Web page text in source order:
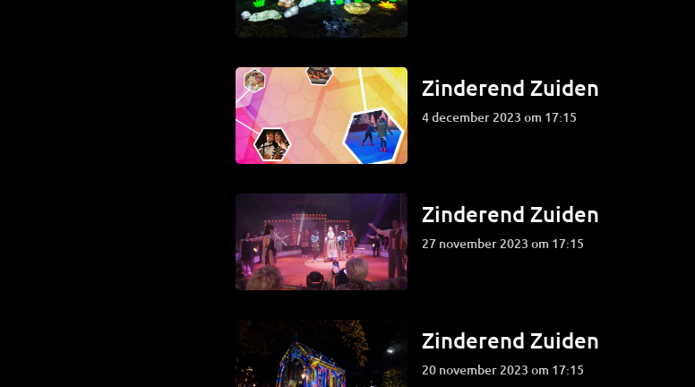
Zinderend Zuiden
4 december 2023 om 17:15
Zinderend Zuiden
27 november 2023 om 17:15
Zinderend Zuiden
20 november 2023 om 17:15